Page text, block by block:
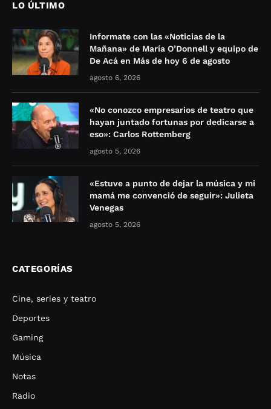
LO ÚLTIMO
Informate con las «Noticias de la
Mañana» de María O’Donnell y equipo de
De Acá en Más de hoy 6 de agosto
agosto 6, 2026
«No conozco empresarios de teatro que
hayan juntado fortunas por dedicarse a
eso»: Carlos Rottemberg
agosto 5, 2026
«Estuve a punto de dejar la música y mi
mamá me convenció de seguir»: Julieta
Venegas
agosto 5, 2026
CATEGORÍAS
Cine, series y teatro
Deportes
Gaming
Música
Notas
Radio